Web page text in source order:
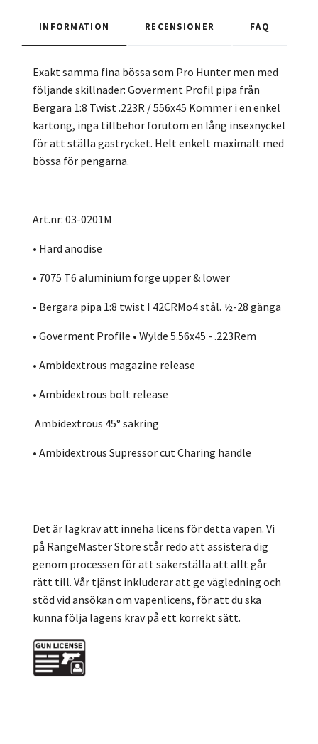
INFORMATION RECENSIONER FAQ
Exakt samma fina bössa som Pro Hunter men med
följande skillnader: Goverment Profil pipa från
Bergara 1:8 Twist .223R / 556x45 Kommer i en enkel
kartong, inga tillbehör förutom en lång insexnyckel
för att ställa gastrycket. Helt enkelt maximalt med
bössa för pengarna.
Art.nr: 03-0201M
• Hard anodise
• 7075 T6 aluminium forge upper & lower
• Bergara pipa 1:8 twist I 42CRMo4 stål. ½-28 gänga
• Goverment Profile • Wylde 5.56x45 - .223Rem
• Ambidextrous magazine release
• Ambidextrous bolt release
Ambidextrous 45° säkring
• Ambidextrous Supressor cut Charing handle
Det är lagkrav att inneha licens för detta vapen. Vi
på RangeMaster Store står redo att assistera dig
genom processen för att säkerställa att allt går
rätt till. Vår tjänst inkluderar att ge vägledning och
stöd vid ansökan om vapenlicens, för att du ska
kunna följa lagens krav på ett korrekt sätt.